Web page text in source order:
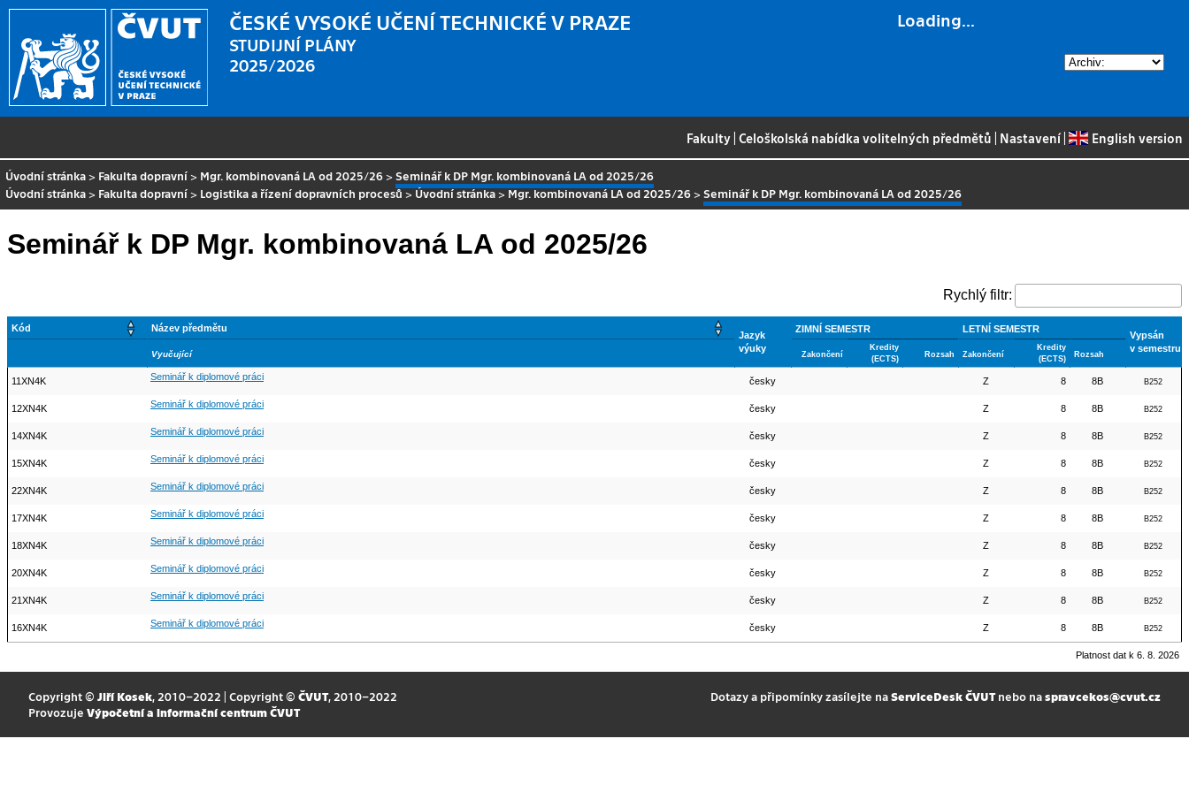
Loading...
ČESKÉ VYSOKÉ UČENÍ TECHNICKÉ V PRAZE
STUDIJNÍ PLÁNY
2025/2026
Fakulty |Celoškolská nabídka volitelných předmětů Nastavení| English version
Úvodní stránka > Fakulta dopravní > Mgr. kombinovaná LA od 2025/26 >Seminář k DP Mgr. kombinovaná LA od 2025/26
Úvodní stránka > Fakulta dopravní > Logistika a řízení dopravních procesů>Úvodní stránka>Mgr. kombinovaná LA od 2025/26 >Seminář k DP Mgr. kombinovaná LA od 2025/26
Seminář k DP Mgr. kombinovaná LA od 2025/26
Rychlý filtr:
Kód Název předmětu
Jazyk
výuky
ZIMNÍ SEMESTR LETNÍ SEMESTR
Vypsán
v semestru
Vyučující Zakončení
Kredity
(ECTS)
Rozsah Zakončení
Kredity
(ECTS)
Rozsah
11XN4K Seminář k diplomové práci česky Z 8 8B B252
12XN4K Seminář k diplomové práci česky Z 8 8B B252
14XN4K Seminář k diplomové práci česky Z 8 8B B252
15XN4K Seminář k diplomové práci česky Z 8 8B B252
22XN4K Seminář k diplomové práci česky Z 8 8B B252
17XN4K Seminář k diplomové práci česky Z 8 8B B252
18XN4K Seminář k diplomové práci česky Z 8 8B B252
20XN4K Seminář k diplomové práci česky Z 8 8B B252
21XN4K Seminář k diplomové práci česky Z 8 8B B252
16XN4K Seminář k diplomové práci česky Z 8 8B B252
Platnost dat k 6. 8. 2026
Copyright © Jiří Kosek, 2010–2022 | Copyright © ČVUT, 2010–2022
Provozuje Výpočetní a informační centrum ČVUT
Dotazy a připomínky zasílejte naServiceDesk ČVUTnebo naspravcekos@cvut.cz